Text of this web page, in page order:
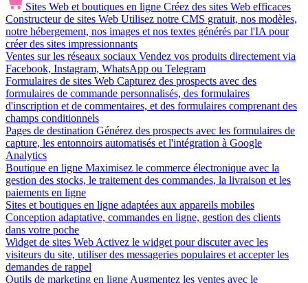
Sites Web et boutiques en ligne Créez des sites Web efficaces
Constructeur de sites Web Utilisez notre CMS gratuit, nos modèles,
notre hébergement, nos images et nos textes générés par l'IA pour
créer des sites impressionnants
Ventes sur les réseaux sociaux Vendez vos produits directement via
Facebook, Instagram, WhatsApp ou Telegram
Formulaires de sites Web Capturez des prospects avec des
formulaires de commande personnalisés, des formulaires
d'inscription et de commentaires, et des formulaires comprenant des
champs conditionnels
Pages de destination Générez des prospects avec les formulaires de
capture, les entonnoirs automatisés et l'intégration à Google
Analytics
Boutique en ligne Maximisez le commerce électronique avec la
gestion des stocks, le traitement des commandes, la livraison et les
paiements en ligne
Sites et boutiques en ligne adaptées aux appareils mobiles
Conception adaptative, commandes en ligne, gestion des clients
dans votre poche
Widget de sites Web Activez le widget pour discuter avec les
visiteurs du site, utiliser des messageries populaires et accepter les
demandes de rappel
Outils de marketing en ligne Augmentez les ventes avec le